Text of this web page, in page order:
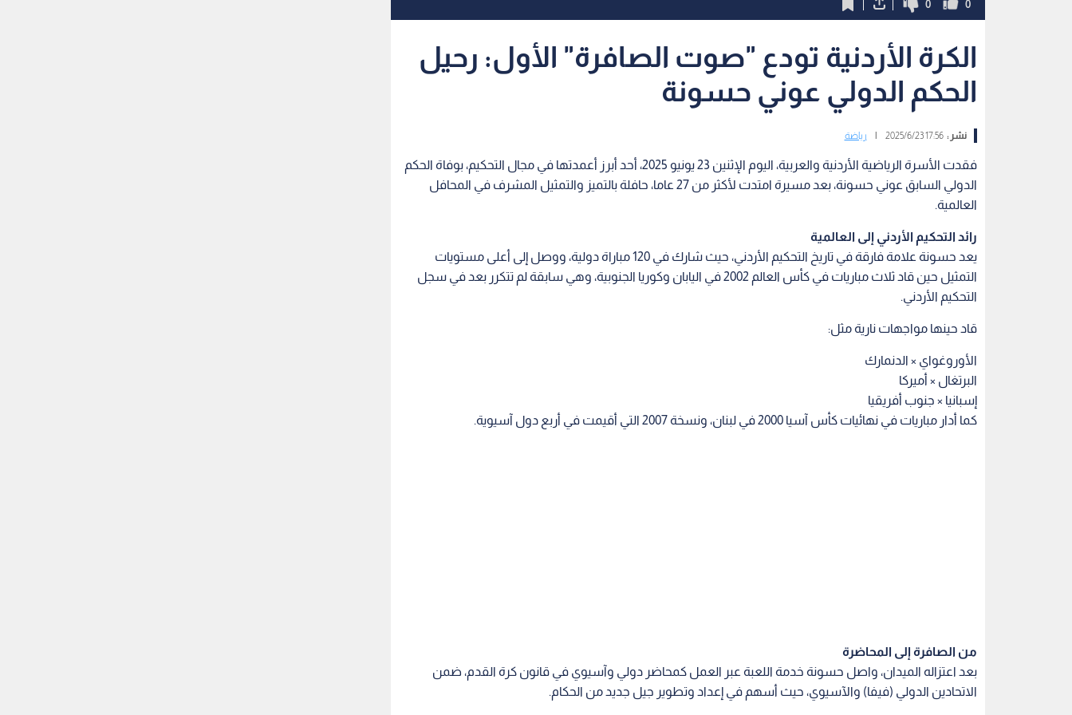
0
0
الكرة الأردنية تودع "صوت الصافرة" الأول: رحيل
الحكم الدولي عوني حسونة
نشر :17:56 2025/6/23 رياضة
فقدت الأسرة الرياضية الأردنية والعربية، اليوم الإثنين 23 يونيو 2025، أحد أبرز أعمدتها في مجال التحكيم، بوفاة الحكم
الدولي السابق عوني حسونة، بعد مسيرة امتدت لأكثر من 27 عاما، حافلة بالتميز والتمثيل المشرف في المحافل
العالمية.
رائد التحكيم الأردني إلى العالمية
يعد حسونة علامة فارقة في تاريخ التحكيم الأردني، حيث شارك في 120 مباراة دولية، ووصل إلى أعلى مستويات
التمثيل حين قاد ثلاث مباريات في كأس العالم 2002 في اليابان وكوريا الجنوبية، وهي سابقة لم تتكرر بعد في سجل
التحكيم الأردني.
قاد حينها مواجهات نارية مثل:
الأوروغواي × الدنمارك
البرتغال × أميركا
إسبانيا × جنوب أفريقيا
كما أدار مباريات في نهائيات كأس آسيا 2000 في لبنان، ونسخة 2007 التي أقيمت في أربع دول آسيوية.
من الصافرة إلى المحاضرة
بعد اعتزاله الميدان، واصل حسونة خدمة اللعبة عبر العمل كمحاضر دولي وآسيوي في قانون كرة القدم، ضمن
الاتحادين الدولي (فيفا) والآسيوي، حيث أسهم في إعداد وتطوير جيل جديد من الحكام.